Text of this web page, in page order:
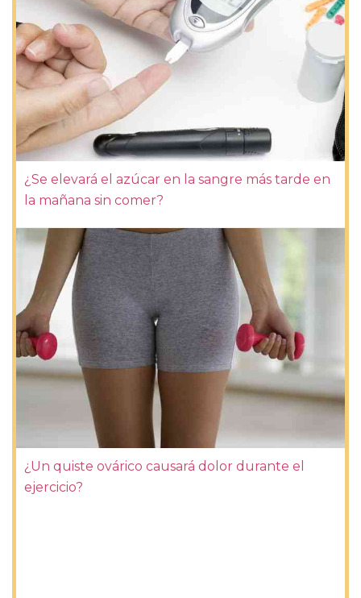
¿Se elevará el azúcar en la sangre más tarde en
la mañana sin comer?
¿Un quiste ovárico causará dolor durante el
ejercicio?